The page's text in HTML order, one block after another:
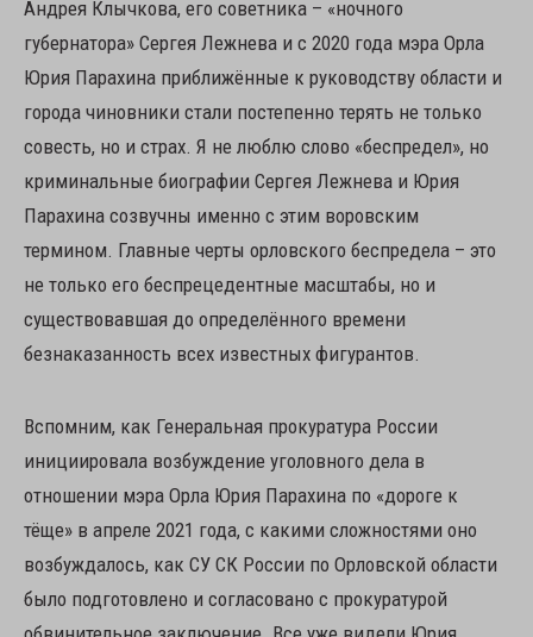
Андрея Клычкова, его советника – «ночного
губернатора» Сергея Лежнева и с 2020 года мэра Орла
Юрия Парахина приближённые к руководству области и
города чиновники стали постепенно терять не только
совесть, но и страх. Я не люблю слово «беспредел», но
криминальные биографии Сергея Лежнева и Юрия
Парахина созвучны именно с этим воровским
термином. Главные черты орловского беспредела – это
не только его беспрецедентные масштабы, но и
существовавшая до определённого времени
безнаказанность всех известных фигурантов.
Вспомним, как Генеральная прокуратура России
инициировала возбуждение уголовного дела в
отношении мэра Орла Юрия Парахина по «дороге к
тёще» в апреле 2021 года, с какими сложностями оно
возбуждалось, как СУ СК России по Орловской области
было подготовлено и согласовано с прокуратурой